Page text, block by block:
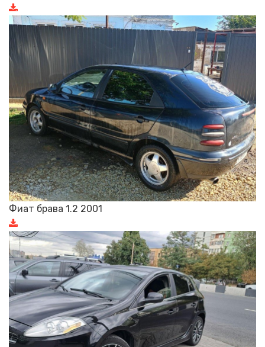
Фиат брава 1.2 2001